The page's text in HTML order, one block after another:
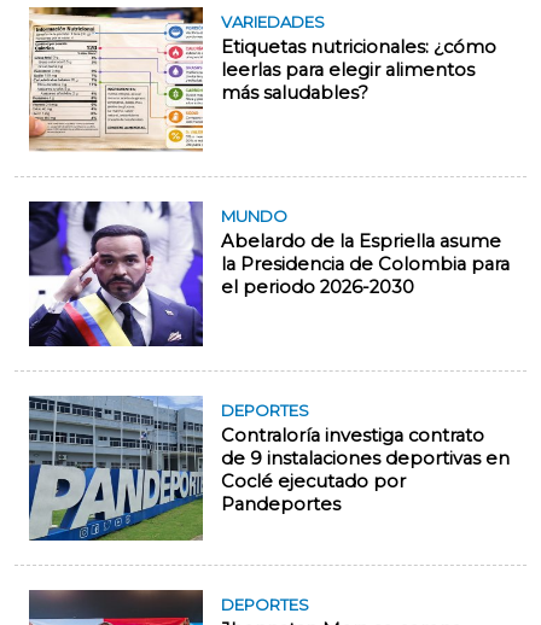
VARIEDADES
Etiquetas nutricionales: ¿cómo
leerlas para elegir alimentos
más saludables?
MUNDO
Abelardo de la Espriella asume
la Presidencia de Colombia para
el periodo 2026-2030
DEPORTES
Contraloría investiga contrato
de 9 instalaciones deportivas en
Coclé ejecutado por
Pandeportes
DEPORTES